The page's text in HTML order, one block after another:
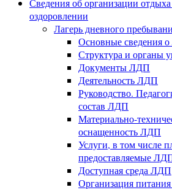
Сведения об организации
оздоровлении
Лагерь дневного
Основные сведения
Структура и органы
Документы ЛДП
Деятельность ЛДП
Руководство.
состав ЛДП
Материально-
оснащенность ЛДП
Услуги, в том числе
предоставляемые
Доступная среда ЛДП
Организация